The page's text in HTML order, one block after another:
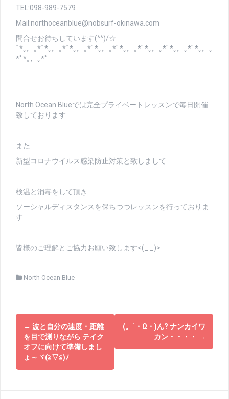
TEL:098-989-7579
Mail:northoceanblue@nobsurf-okinawa.com
問合せお待ちしています(^^)/☆
ﾟ*｡，｡*ﾟ*｡，｡*ﾟ*｡，｡*ﾟ*｡，｡*ﾟ*｡，｡*ﾟ*｡，｡*ﾟ*｡，｡*ﾟ*｡，｡
*ﾟ*｡，｡*ﾟ
North Ocean Blueでは完全プライベートレッスンで毎日開催
致しております
また
新型コロナウイルス感染防止対策と致しまして
検温と消毒をして頂き
ソーシャルディスタンスを保ちつつレッスンを行っておりま
す
皆様のご理解とご協力お願い致します<(_ _)>
North Ocean Blue
投
稿
ナ
ビ
← 波と自分の速度・距離
を目で測りながら テイク
オフに向けて準備しまし
ょ～ヾ(≧▽≦)ﾉ
(。´・Ω・)ん? ナンカイワ
カン・・・・
→